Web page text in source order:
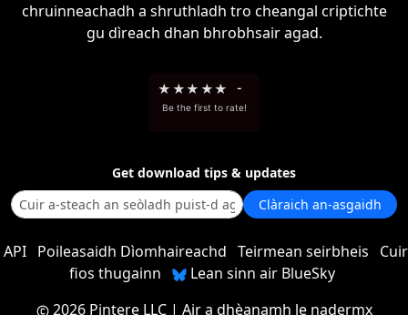
chruinneachadh a shruthladh tro cheangal criptichte
gu dìreach dhan bhrobhsair agad.
★ ★★ ★★ -
Be the first to rate!
Get download tips & updates
Clàraich an-asgaidh
API Poileasaidh Dìomhaireachd Teirmean seirbheis
Cuir
fios thugainn
Lean sinn air BlueSky
2026 Pintere LLC| Air a dhèanamh le nadermx